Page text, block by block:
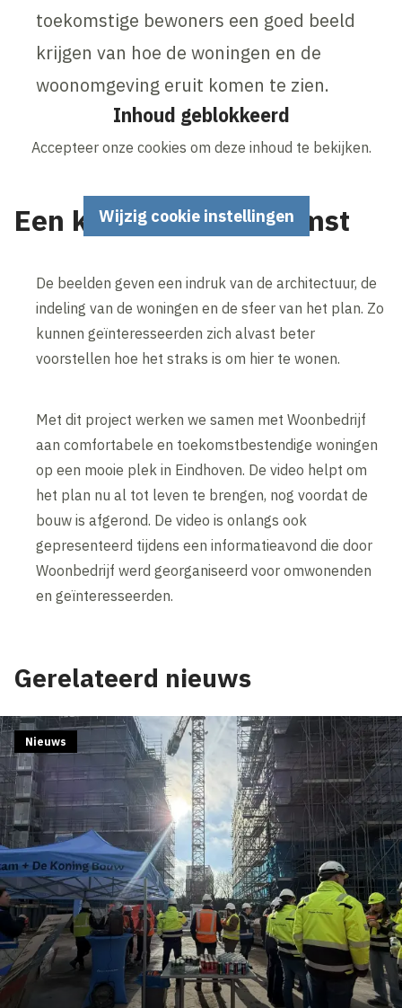
toekomstige bewoners een goed beeld
krijgen van hoe de woningen en de
woonomgeving eruit komen te zien.
Inhoud geblokkeerd
Accepteer onze cookies om deze inhoud te bekijken.
Wijzig cookie instellingen
Een kijkje in de toekomst
De beelden geven een indruk van de architectuur, de
indeling van de woningen en de sfeer van het plan. Zo
kunnen geïnteresseerden zich alvast beter
voorstellen hoe het straks is om hier te wonen.
Met dit project werken we samen met Woonbedrijf
aan comfortabele en toekomstbestendige woningen
op een mooie plek in Eindhoven. De video helpt om
het plan nu al tot leven te brengen, nog voordat de
bouw is afgerond. De video is onlangs ook
gepresenteerd tijdens een informatieavond die door
Woonbedrijf werd georganiseerd voor omwonenden
en geïnteresseerden.
Gerelateerd nieuws
Nieuws